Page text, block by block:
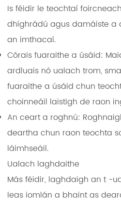
Is féidir le teochtaí
dhíghrádú agus damáiste a
an imthacaí.
Córais fuaraithe a úsáid:
ardluais nó ualach trom,
fuaraithe a úsáid chun
choinneáil laistigh de raon
An ceart a roghnú:
deartha chun raon teochta
láimhseáil.
Ualach laghdaithe
Más féidir, laghdaigh an t -
leas iomlán a bhaint as